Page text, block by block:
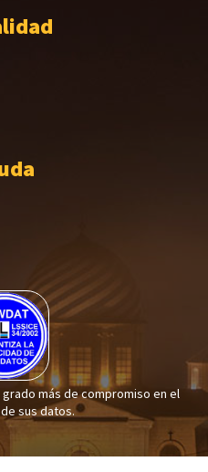
grado más de compromiso en el
sus datos.